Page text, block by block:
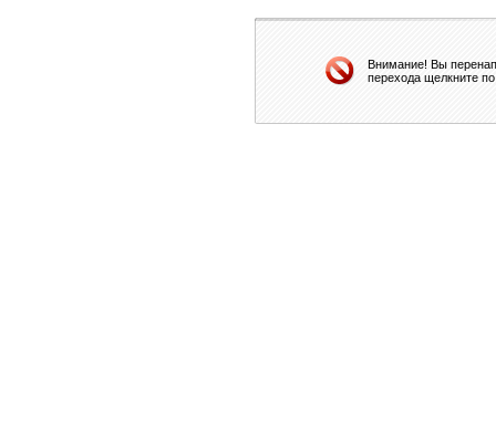
Внимание! Вы
перехода щелкните